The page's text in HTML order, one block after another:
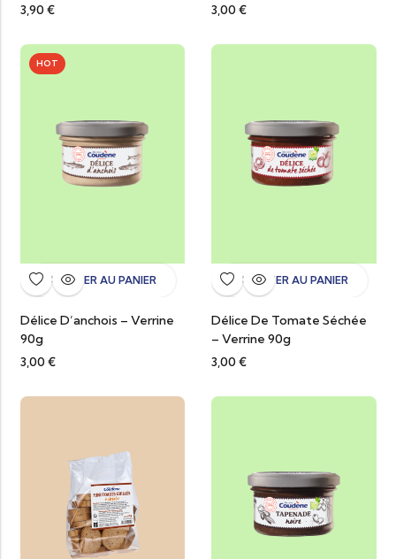
3,90 €
3,00 €
HOT
AJOUTER AU PANIER
Délice D’anchois – Verrine
90g
3,00 €
AJOUTER AU PANIER
Délice De Tomate Séchée
– Verrine 90g
3,00 €